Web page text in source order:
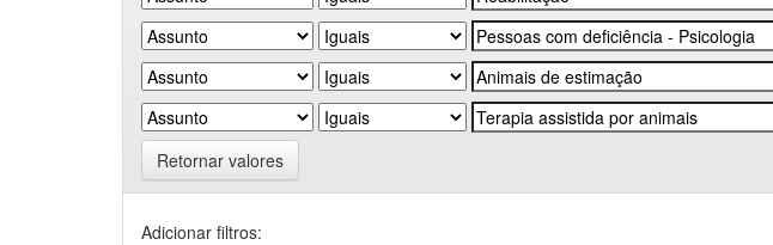
Retornar valores
Adicionar filtros: